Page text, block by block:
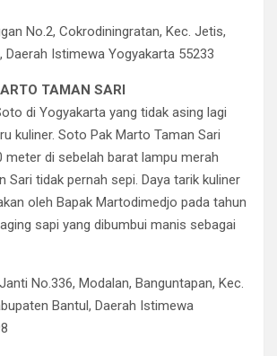
No.2, Cokrodiningratan, Kec. Jetis,
Daerah Istimewa Yogyakarta 55233
TAMAN SARI
di Yogyakarta yang tidak asing lagi
kuliner. Soto Pak Marto Taman Sari
meter di sebelah barat lampu merah
Sari tidak pernah sepi. Daya tarik kuliner
oleh Bapak Martodimedjo pada tahun
sapi yang dibumbui manis sebagai
No.336, Modalan, Banguntapan, Kec.
Bantul, Daerah Istimewa